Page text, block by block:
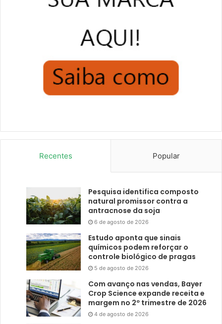
Recentes Popular
Pesquisa identifica composto
natural promissor contra a
antracnose da soja
6 de agosto de 2026
Estudo aponta que sinais
químicos podem reforçar o
controle biológico de pragas
5 de agosto de 2026
Com avanço nas vendas, Bayer
Crop Science expande receita e
margem no 2º trimestre de 2026
4 de agosto de 2026